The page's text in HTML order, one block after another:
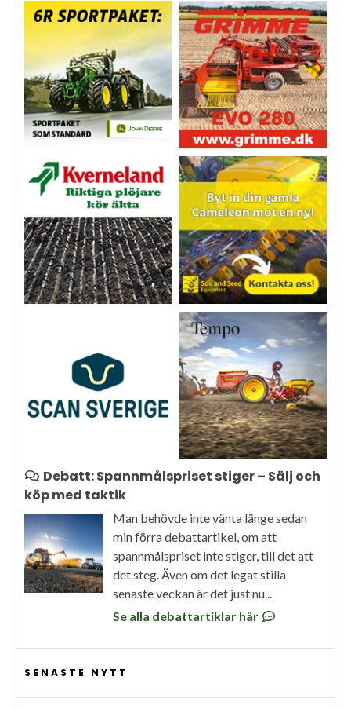
Debatt: Spannmålspriset stiger – Sälj och
köp med taktik
Man behövde inte vänta länge sedan
min förra debattartikel, om att
spannmålspriset inte stiger, till det att
det steg. Även om det legat stilla
senaste veckan är det just nu...
Se alla debattartiklar här
SENASTE NYTT